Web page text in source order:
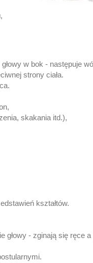
w bok - następuje
strony ciała.
skakania itd.),
kształtów.
- zginają się ręce